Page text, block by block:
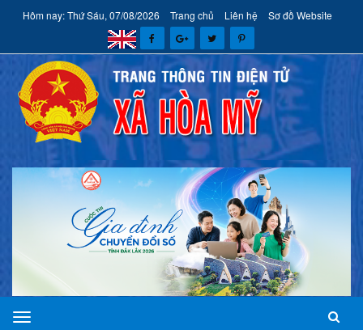
Hôm nay: Thứ Sáu, 07/08/2026 Trang chủ Liên hệ Sơ đồ Website
xã